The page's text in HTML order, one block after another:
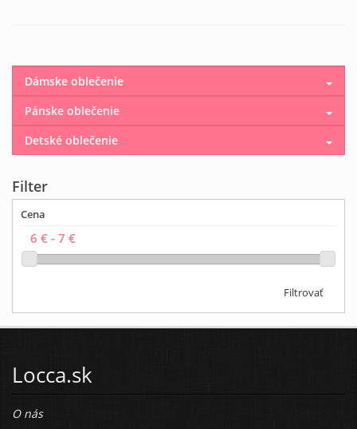
Dámske oblečenie
Pánske oblečenie
Detské oblečenie
Filter
Cena
Filtrovať
Locca.sk
O nás